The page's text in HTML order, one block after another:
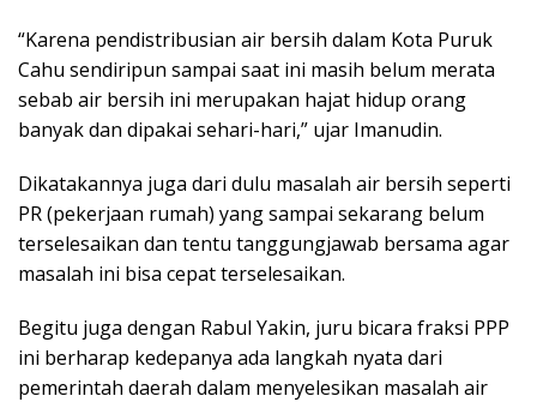
“Karena pendistribusian air bersih dalam Kota Puruk
Cahu sendiripun sampai saat ini masih belum merata
sebab air bersih ini merupakan hajat hidup orang
banyak dan dipakai sehari-hari,” ujar Imanudin.
Dikatakannya juga dari dulu masalah air bersih seperti
PR (pekerjaan rumah) yang sampai sekarang belum
terselesaikan dan tentu tanggungjawab bersama agar
masalah ini bisa cepat terselesaikan.
Begitu juga dengan Rabul Yakin, juru bicara fraksi PPP
ini berharap kedepanya ada langkah nyata dari
pemerintah daerah dalam menyelesikan masalah air